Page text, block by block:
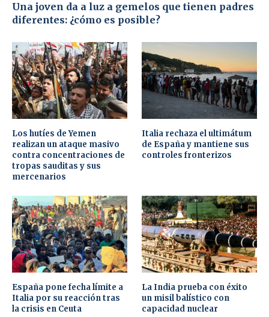
Una joven da a luz a gemelos que tienen padres
diferentes: ¿cómo es posible?
Los hutíes de Yemen
realizan un ataque masivo
contra concentraciones de
tropas sauditas y sus
mercenarios
Italia rechaza el ultimátum
de España y mantiene sus
controles fronterizos
España pone fecha límite a
Italia por su reacción tras
la crisis en Ceuta
La India prueba con éxito
un misil balístico con
capacidad nuclear